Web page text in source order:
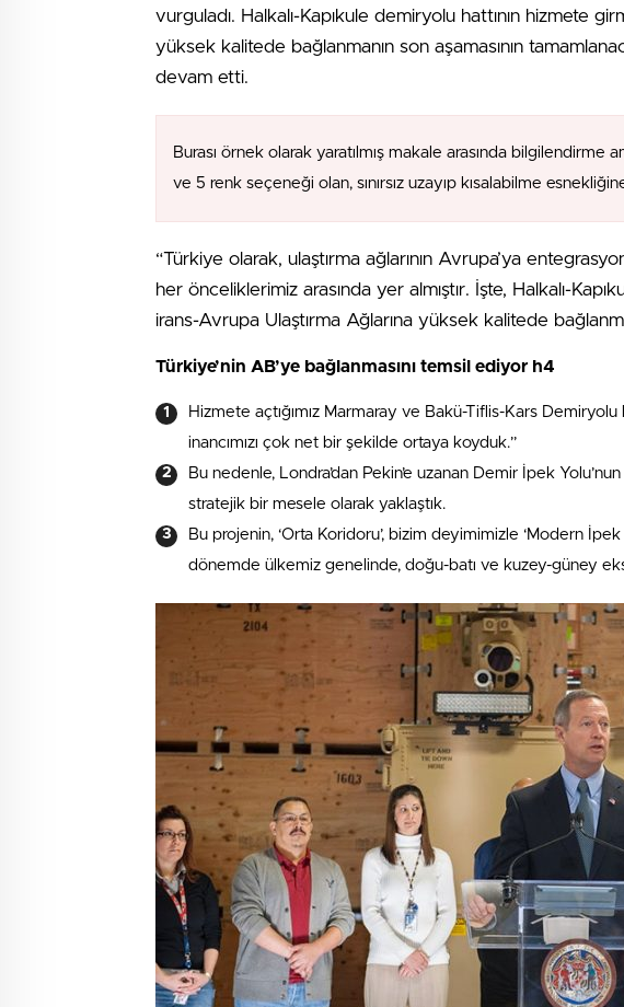
vurguladı. Halkalı-Kapıkule demiryolu hattının hizmete
yüksek kalitede bağlanmanın son aşamasının
devam etti.
Burası örnek olarak yaratılmış makale arasında
ve 5 renk seçeneği olan, sınırsız uzayıp kısalabilme
“Türkiye olarak, ulaştırma ağlarının Avrupa’ya
her önceliklerimiz arasında yer almıştır. İşte, Halkalı-
irans-Avrupa Ulaştırma Ağlarına yüksek kalitede
Türkiye’nin AB’ye bağlanmasını temsil ediyor h4
Hizmete açtığımız Marmaray ve Bakü-Tiflis-Kars
inancımızı çok net bir şekilde ortaya koyduk.”
Bu nedenle, Londra’dan Pekin’e uzanan Demir İpek
stratejik bir mesele olarak yaklaştık.
Bu projenin, ‘Orta Koridoru’, bizim deyimimizle ‘Modern
dönemde ülkemiz genelinde, doğu-batı ve kuzey-güney